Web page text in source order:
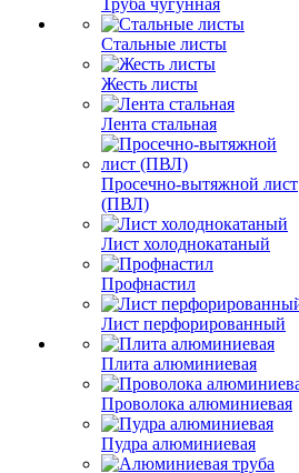
Труба чугунная
Стальные листы
Жесть листы
Лента стальная
Просечно-вытяжной лист
(ПВЛ)
Лист холоднокатаный
Профнастил
Лист перфорированный
Плита алюминиевая
Проволока алюминиевая
Пудра алюминиевая